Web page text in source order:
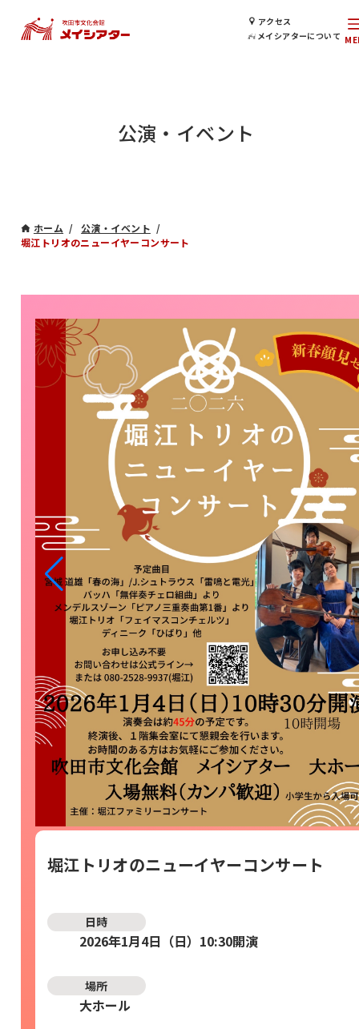
アクセス
メイシアターについて
公演・イベント
ホーム
公演・イベント
堀江トリオのニューイヤーコンサート
堀江トリオのニューイヤーコンサート
日時
2026年1月4日（日）10:30開演
場所
大ホール